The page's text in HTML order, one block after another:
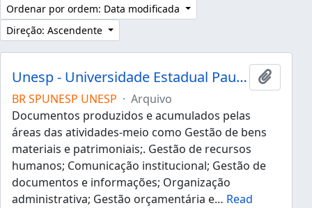
Ordenar por ordem: Data modificada
Direção: Ascendente
Unesp - Universidade Estadual Paulista "Júlio de Mesquita Filho"
BR SPUNESP UNESP · Arquivo
Documentos produzidos e acumulados pelas
áreas das atividades-meio como Gestão de bens
materiais e patrimoniais;. Gestão de recursos
humanos; Comunicação institucional; Gestão de
documentos e informações; Organização
administrativa; Gestão orçamentária e… Read